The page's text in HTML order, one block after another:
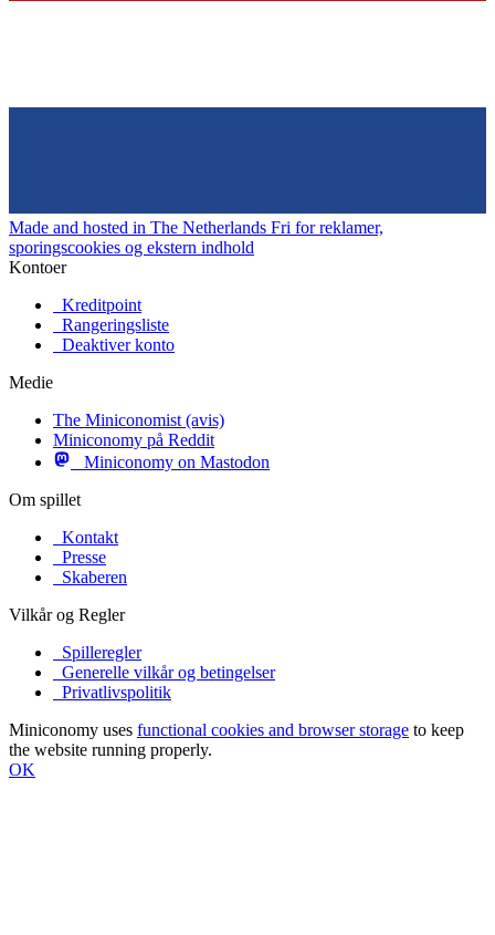
Made and hosted in The Netherlands Fri for reklamer,
sporingscookies og ekstern indhold
Kontoer
Kreditpoint
Rangeringsliste
Deaktiver konto
Medie
The Miniconomist (avis)
Miniconomy på Reddit
Miniconomy on Mastodon
Om spillet
Kontakt
Presse
Skaberen
Vilkår og Regler
Spilleregler
Generelle vilkår og betingelser
Privatlivspolitik
Miniconomy uses functional cookies and browser storage to keep
the website running properly.
OK